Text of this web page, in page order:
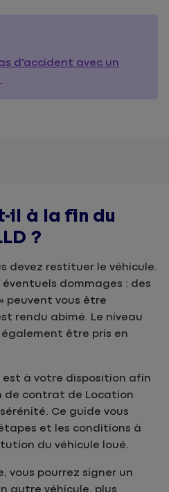
d'accident avec un
il à la fin du
?
devez restituer le véhicule.
dommages : des
peuvent vous être
rendu abimé. Le niveau
également être pris en
à votre disposition afin
de contrat de Location
Ce guide vous
et les conditions à
du véhicule loué.
pourrez signer un
autre véhicule, plus